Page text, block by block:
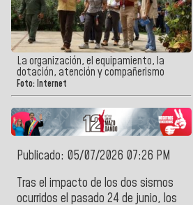
La organización, el equipamiento, la
dotación, atención y compañerismo
Foto: Internet
Publicado: 05/07/2026 07:26 PM
Tras el impacto de los dos sismos
ocurridos el pasado 24 de junio, los